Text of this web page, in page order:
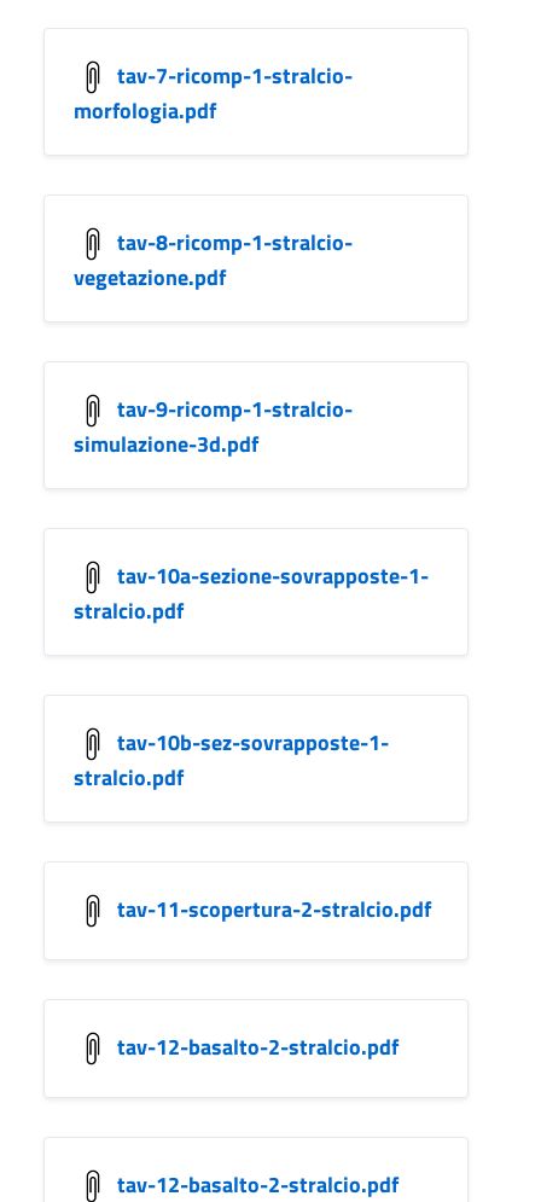
tav-7-ricomp-1-stralcio-
morfologia.pdf
tav-8-ricomp-1-stralcio-
vegetazione.pdf
tav-9-ricomp-1-stralcio-
simulazione-3d.pdf
tav-10a-sezione-sovrapposte-1-
stralcio.pdf
tav-10b-sez-sovrapposte-1-
stralcio.pdf
tav-11-scopertura-2-stralcio.pdf
tav-12-basalto-2-stralcio.pdf
tav-12-basalto-2-stralcio.pdf